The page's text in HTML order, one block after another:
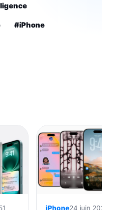
#iPhone
iPhone24 juin 2025